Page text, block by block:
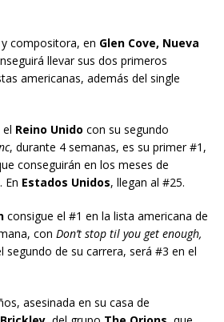
compositora, en Glen Cove, Nueva
llevar sus dos primeros
americanas, además del single
Reino Unido con su segundo
, durante 4 semanas, es su primer #1,
conseguirán en los meses de
En Estados Unidos, llegan al #25.
consigue el #1 en la lista americana de
con Don’t stop til you get enough,
segundo de su carrera, será #3 en el
asesinada en su casa de